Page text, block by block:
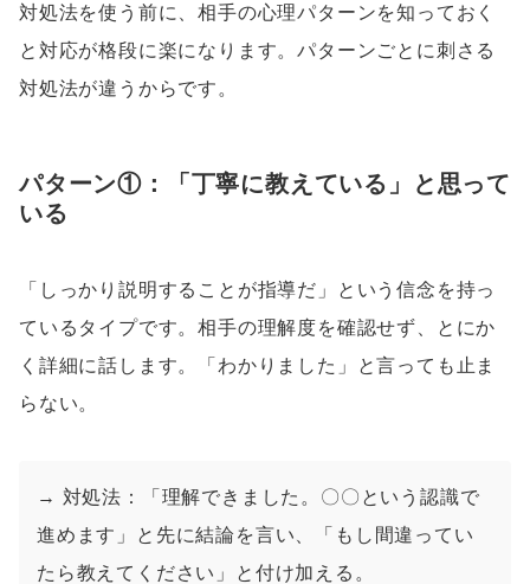
対処法を使う前に、相手の心理パターンを知っておく
と対応が格段に楽になります。パターンごとに刺さる
対処法が違うからです。
パターン①：「丁寧に教えている」と思って
いる
「しっかり説明することが指導だ」という信念を持っ
ているタイプです。相手の理解度を確認せず、とにか
く詳細に話します。「わかりました」と言っても止ま
らない。
→ 対処法：「理解できました。〇〇という認識で
進めます」と先に結論を言い、「もし間違ってい
たら教えてください」と付け加える。